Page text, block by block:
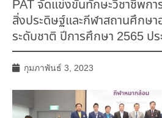
PAT จัดแข่งขันทักษะวิชาชีพก
สิ่งประดิษฐ์และกีฬาสถานศึกษา
ระดับชาติ ปีการศึกษา 2565 ป
กุมภาพันธ์ 3, 2023